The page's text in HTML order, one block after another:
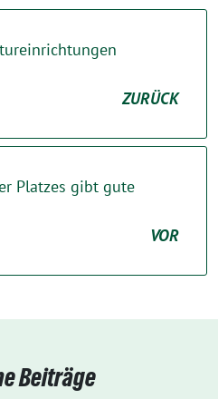
ZURÜCK
Platzes gibt gute
VOR
Beiträge